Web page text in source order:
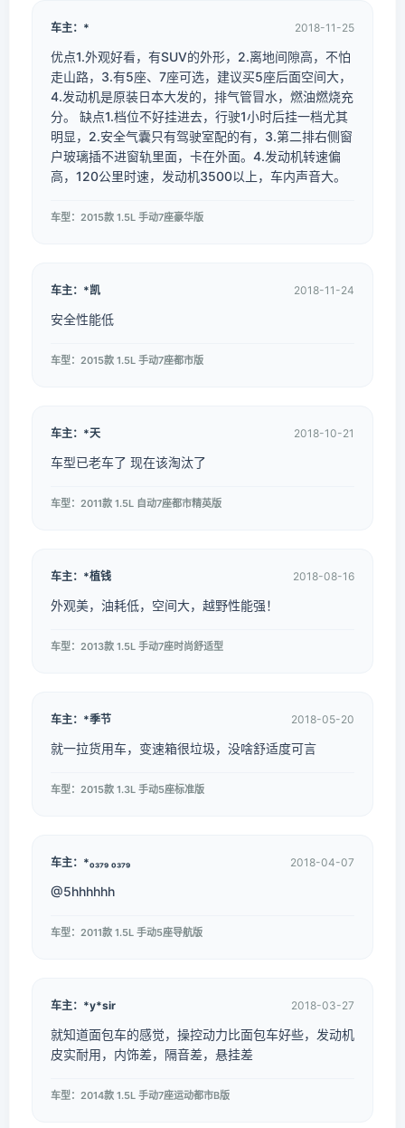
车主：* 2018-11-25
优点1.外观好看，有SUV的外形，2.离地间隙高，不怕
走山路，3.有5座、7座可选，建议买5座后面空间大，
4.发动机是原装日本大发的，排气管冒水，燃油燃烧充
分。 缺点1.档位不好挂进去，行驶1小时后挂一档尤其
明显，2.安全气囊只有驾驶室配的有，3.第二排右侧窗
户玻璃插不进窗轨里面，卡在外面。4.发动机转速偏
高，120公里时速，发动机3500以上，车内声音大。
车型：2015款 1.5L 手动7座豪华版
车主：*凯 2018-11-24
安全性能低
车型：2015款 1.5L 手动7座都市版
车主：*天 2018-10-21
车型已老车了 现在该淘汰了
车型：2011款 1.5L 自动7座都市精英版
车主：*植钱 2018-08-16
外观美，油耗低，空间大，越野性能强！
车型：2013款 1.5L 手动7座时尚舒适型
车主：*季节 2018-05-20
就一拉货用车，变速箱很垃圾，没啥舒适度可言
车型：2015款 1.3L 手动5座标准版
车主：*₀₃₇₉ ₀₃₇₉ 2018-04-07
@5hhhhhh
车型：2011款 1.5L 手动5座导航版
车主：*y*sir 2018-03-27
就知道面包车的感觉，操控动力比面包车好些，发动机
皮实耐用，内饰差，隔音差，悬挂差
车型：2014款 1.5L 手动7座运动都市B版